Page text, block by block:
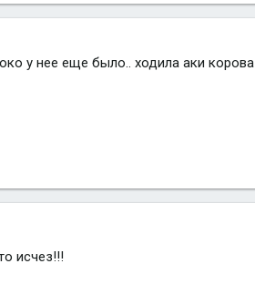
у нее еще было.. ходила аки корова
исчез!!!